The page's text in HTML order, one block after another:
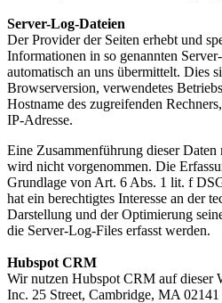
Server-Log-Dateien
Der Provider der Seiten erhebt und
Informationen in so genannten
automatisch an uns übermittelt. Dies
Browserversion, verwendetes
Hostname des zugreifenden
IP-Adresse.
Eine Zusammenführung dieser Daten
wird nicht vorgenommen. Die
Grundlage von Art. 6 Abs. 1 lit. f
hat ein berechtigtes Interesse an der
Darstellung und der Optimierung
die Server-Log-Files erfasst werden.
Hubspot CRM
Wir nutzen Hubspot CRM auf dieser
Inc. 25 Street, Cambridge, MA